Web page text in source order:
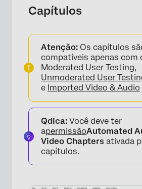
Capítulos
Atenção: Os capítulos
compatíveis apenas com
Moderated User Testing,
Unmoderated User
e Imported Video & Audio
Qdica: Você deve ter
apermissãoAutomated
Video Chapters ativada
capítulos.